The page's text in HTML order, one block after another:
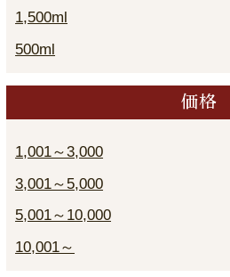
1,500ml
500ml
価格
1,001～3,000
3,001～5,000
5,001～10,000
10,001～